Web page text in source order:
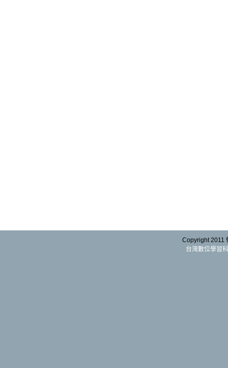
Copyright 2011
台灣數位學習